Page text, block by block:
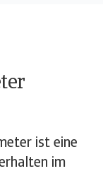
ist eine
im